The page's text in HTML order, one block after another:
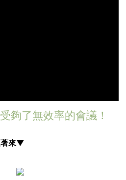
夠了無效率的會議！
著來▼